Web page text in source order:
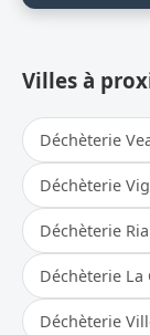
Villes à
Déchèterie
Déchèterie
Déchèterie
Déchèterie
Déchèterie